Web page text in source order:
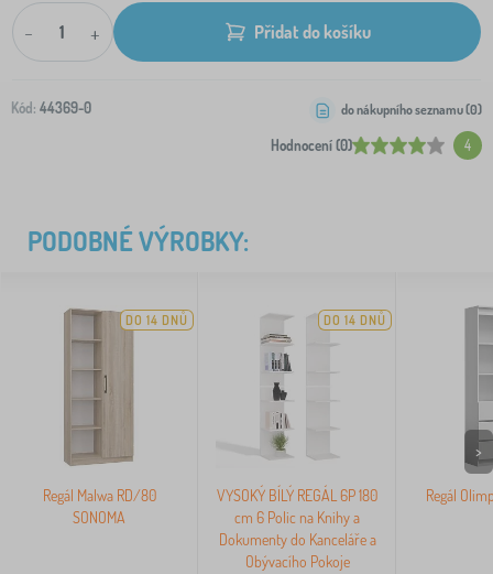
- + Přidat do košíku
Kód: 44369-0
Hodnocení (0) 4
do nákupního seznamu (0)
PODOBNÉ VÝROBKY:
DO 14 DNŮ
Regál Malwa RD/80
SONOMA
DO 14 DNŮ
VYSOKÝ BÍLÝ REGÁL 6P 180
cm 6 Polic na Knihy a
Dokumenty do Kanceláře a
Obývacího Pokoje
Regál
>